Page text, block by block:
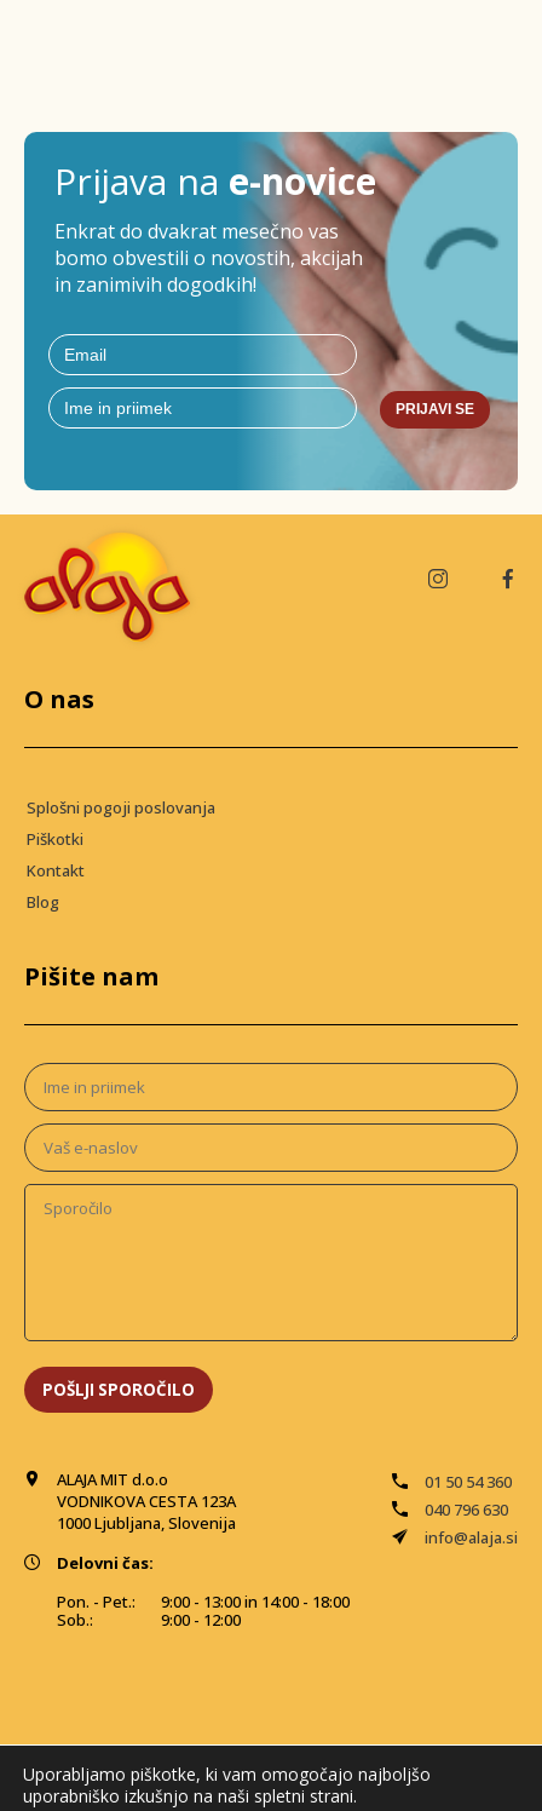
Prijava na e-novice
Enkrat do dvakrat mesečno vas
bomo obvestili o novostih, akcijah
in zanimivih dogodkih!
PRIJAVI SE
ALAJA MIT d.o.o
VODNIKOVA CESTA 123A
1000 Ljubljana, Slovenija
01 50 54 360
040 796 630
info@alaja.si
Delovni čas:
Pon. - Pet.:
Sob.:
9:00 - 13:00 in 14:00 - 18:00
9:00 - 12:00
O nas
Splošni pogoji poslovanja
Piškotki
Kontakt
Blog
Pišite nam
Uporabljamo piškotke, ki vam omogočajo najboljšo
uporabniško izkušnjo na naši spletni strani.